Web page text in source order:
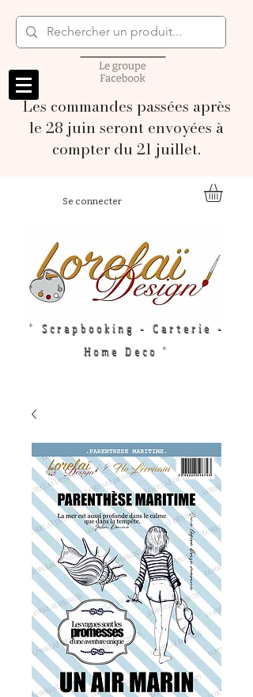
Les commandes passées après
le 28 juin seront envoyées à
compter du 21 juillet.
Se connecter
" Scrapbooking - Carterie -
Home Deco "